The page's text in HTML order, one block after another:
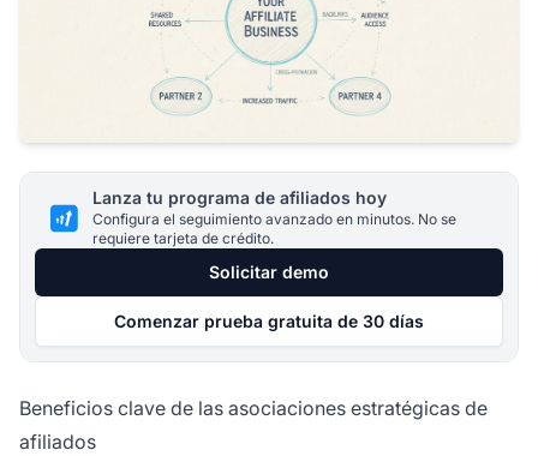
Lanza tu programa de afiliados hoy
Configura el seguimiento avanzado en minutos. No se
requiere tarjeta de crédito.
Solicitar demo
Comenzar prueba gratuita de 30 días
Beneficios clave de las asociaciones estratégicas de
afiliados